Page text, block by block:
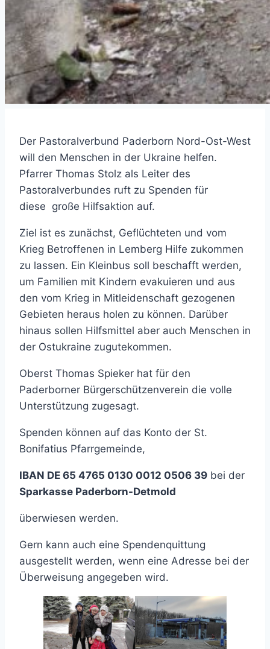
Der Pastoralverbund Paderborn Nord-Ost-West
will den Menschen in der Ukraine helfen.
Pfarrer Thomas Stolz als Leiter des
Pastoralverbundes ruft zu Spenden für
diese große Hilfsaktion auf.
Ziel ist es zunächst, Geflüchteten und vom
Krieg Betroffenen in Lemberg Hilfe zukommen
zu lassen. Ein Kleinbus soll beschafft werden,
um Familien mit Kindern evakuieren und aus
den vom Krieg in Mitleidenschaft gezogenen
Gebieten heraus holen zu können. Darüber
hinaus sollen Hilfsmittel aber auch Menschen in
der Ostukraine zugutekommen.
Oberst Thomas Spieker hat für den
Paderborner Bürgerschützenverein die volle
Unterstützung zugesagt.
Spenden können auf das Konto der St.
Bonifatius Pfarrgemeinde,
IBAN DE 65 4765 0130 0012 0506 39 bei der
Sparkasse Paderborn-Detmold
überwiesen werden.
Gern kann auch eine Spendenquittung
ausgestellt werden, wenn eine Adresse bei der
Überweisung angegeben wird.